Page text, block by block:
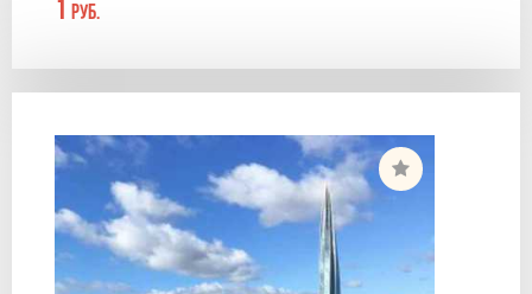
1 руб.